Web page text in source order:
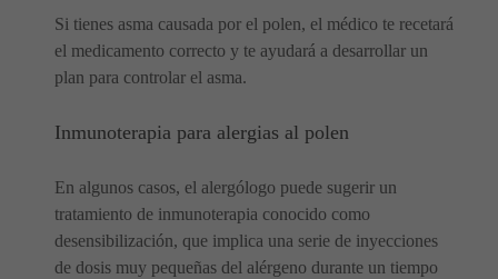
Si tienes asma causada por el polen, el médico te recetará
el medicamento correcto y te ayudará a desarrollar un
plan para controlar el asma.
Inmunoterapia para alergias al polen
En algunos casos, el alergólogo puede sugerir un
tratamiento de inmunoterapia conocido como
desensibilización, que implica una serie de inyecciones
de dosis muy pequeñas del alérgeno durante un tiempo